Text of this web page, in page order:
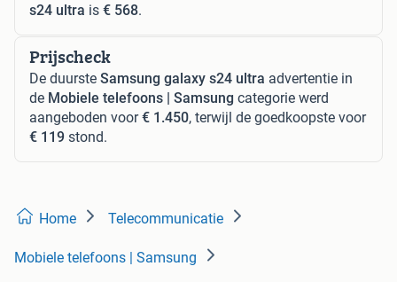
s24 ultra is € 568.
Prijscheck
De duurste Samsung galaxy s24 ultra advertentie in
de Mobiele telefoons | Samsung categorie werd
aangeboden voor€ 1.450, terwijl de goedkoopste voor
€ 119 stond.
Home Telecommunicatie
Mobiele telefoons | Samsung